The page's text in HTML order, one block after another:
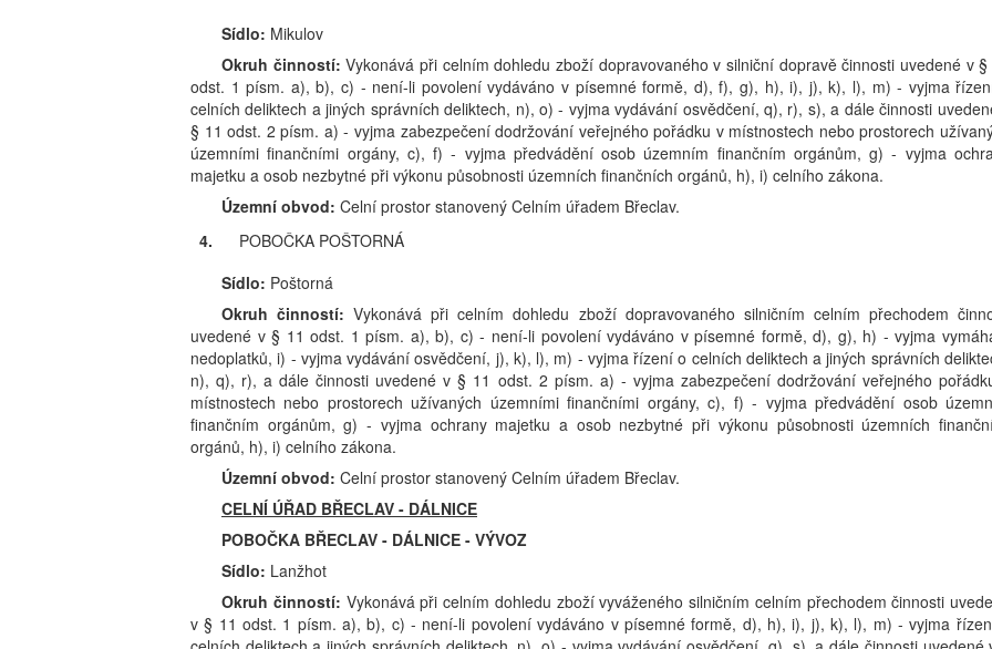
Sídlo: Mikulov
Okruh činností: Vykonává při celním dohledu zboží dopravovaného v silniční dopravě činnosti uvedené v §
odst. 1 písm. a), b), c) - není-li povolení vydáváno v písemné formě, d), f), g), h), i), j), k), l), m) - vyjma
celních deliktech a jiných správních deliktech, n), o) - vyjma vydávání osvědčení, q), r), s), a dále činnosti
§ 11 odst. 2 písm. a) - vyjma zabezpečení dodržování veřejného pořádku v místnostech nebo prostorech
územními finančními orgány, c), f) - vyjma předvádění osob územním finančním orgánům, g) - vyjma
majetku a osob nezbytné při výkonu působnosti územních finančních orgánů, h), i) celního zákona.
Územní obvod: Celní prostor stanovený Celním úřadem Břeclav.
4.
POBOČKA POŠTORNÁ
Sídlo: Poštorná
Okruh činností: Vykonává při celním dohledu zboží dopravovaného silničním celním přechodem
uvedené v § 11 odst. 1 písm. a), b), c) - není-li povolení vydáváno v písemné formě, d), g), h) - vyjma
nedoplatků, i) - vyjma vydávání osvědčení, j), k), l), m) - vyjma řízení o celních deliktech a jiných správních
n), q), r), a dále činnosti uvedené v § 11 odst. 2 písm. a) - vyjma zabezpečení dodržování veřejného
místnostech nebo prostorech užívaných územními finančními orgány, c), f) - vyjma předvádění osob
finančním orgánům, g) - vyjma ochrany majetku a osob nezbytné při výkonu působnosti územních
orgánů, h), i) celního zákona.
Územní obvod: Celní prostor stanovený Celním úřadem Břeclav.
CELNÍ ÚŘAD BŘECLAV - DÁLNICE
POBOČKA BŘECLAV - DÁLNICE - VÝVOZ
Sídlo: Lanžhot
Okruh činností: Vykonává při celním dohledu zboží vyváženého silničním celním přechodem činnosti
v § 11 odst. 1 písm. a), b), c) - není-li povolení vydáváno v písemné formě, d), h), i), j), k), l), m) - vyjma